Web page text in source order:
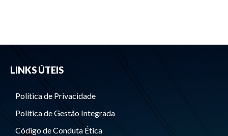
LINKS ÚTEIS
Política de Privacidade
Política de Gestão Integrada
Código de Conduta Ética